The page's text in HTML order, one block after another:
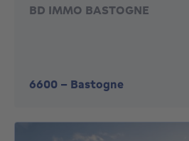
BD IMMO BASTOGNE
6600 - Bastogne